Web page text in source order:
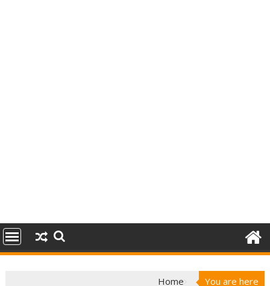
You are here
Home